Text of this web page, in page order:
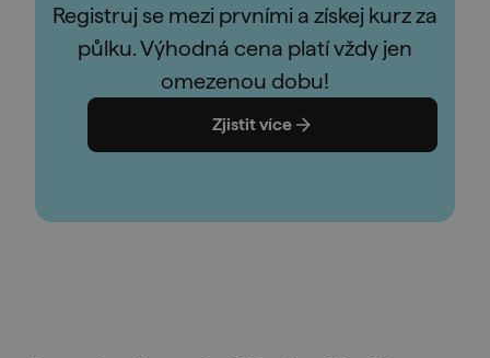
Registruj se mezi prvními a získej kurz za
půlku. Výhodná cena platí vždy jen
omezenou dobu!
Zjistit více